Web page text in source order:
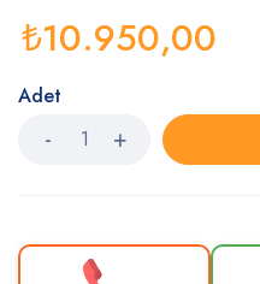
₺10.950,00
Adet